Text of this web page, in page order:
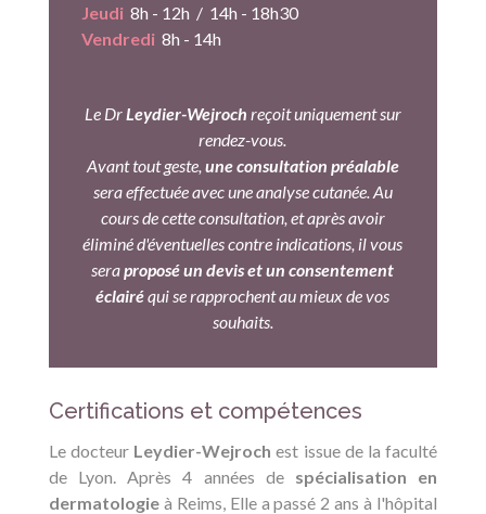
Jeudi8h - 12h / 14h - 18h30
Vendredi8h - 14h
Le DrLeydier-Wejroch reçoit uniquement sur
rendez-vous.
Avant tout geste, une consultation préalable
sera effectuée avec une analyse cutanée. Au
cours de cette consultation, et après avoir
éliminé d'éventuelles contre indications, il vous
seraproposé un devis et un consentement
éclairéqui se rapprochent au mieux de vos
souhaits.
Certifications et compétences
Le docteur Leydier-Wejroch est issue de la faculté
de Lyon. Après 4 années de spécialisation en
dermatologieà Reims, Elle a passé 2 ans à l'hôpital